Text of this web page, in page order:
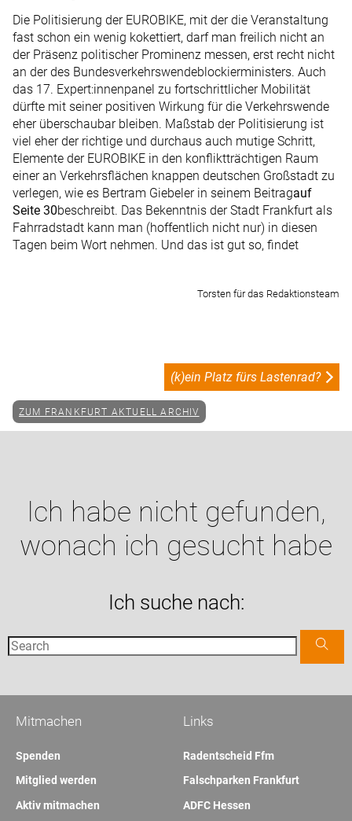
Die Politisierung der EUROBIKE, mit der die Veranstaltung
fast schon ein wenig kokettiert, darf man freilich nicht an
der Präsenz politischer Prominenz messen, erst recht nicht
an der des Bundesverkehrswendeblockierministers. Auch
das 17. Expert:innenpanel zu fortschrittlicher Mobilität
dürfte mit seiner positiven Wirkung für die Verkehrswende
eher überschaubar bleiben. Maßstab der Politisierung ist
viel eher der richtige und durchaus auch mutige Schritt,
Elemente der EUROBIKE in den konfliktträchtigen Raum
einer an Verkehrsflächen knappen deutschen Großstadt zu
verlegen, wie es Bertram Giebeler in seinem Beitragauf
Seite 30beschreibt. Das Bekenntnis der Stadt Frankfurt als
Fahrradstadt kann man (hoffentlich nicht nur) in diesen
Tagen beim Wort nehmen. Und das ist gut so, findet
Torsten für das Redaktionsteam
(k)ein Platz fürs Lastenrad?
ZUM FRANKFURT AKTUELL ARCHIV
Ich habe nicht gefunden,
wonach ich gesucht habe
Ich suche nach:
Links
Radentscheid Ffm
Falschparken Frankfurt
ADFC Hessen
Mitmachen
Spenden
Mitglied werden
Aktiv mitmachen